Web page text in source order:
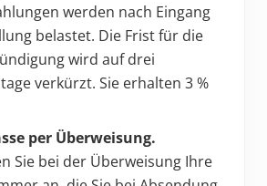
werden nach Eingang
belastet. Die Frist für die
wird auf drei
verkürzt. Sie erhalten 3 %
per Überweisung.
Sie bei der Überweisung Ihre